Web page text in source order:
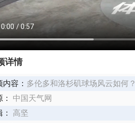
详情
内容： 多伦多和洛杉矶球场风云如何？
中国天气网
高坚